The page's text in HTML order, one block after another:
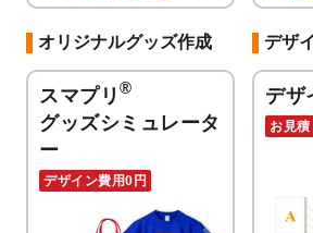
オリジナルグッズ作成
スマプリ ®
グッズシミュレータ
ー
デザイン費用0円
デザ
デザ
お見